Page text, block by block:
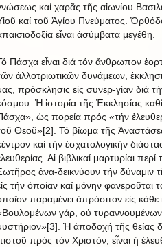
καί χαρᾶς τῆς αἰωνίου
καί τοῦ Ἁγίου Πνεύματος.
εἶναι ἀσύμβατα μεγέθη.
Πάσχα εἶναι διά τόν ἄνθρωπον
ἀλλοτριωτικῶν δυνάμεων,
πρόσκλησις εἰς συνερ-γίαν διά
Ἡ ἱστορία τῆς Ἐκκλησίας
ὡς πορεία πρός «τήν
Θεοῦ»[2]. Τό βίωμα τῆς
καί τήν ἐσχατολογικήν
Αἱ βιβλικαί μαρτυρίαι
ἀνα-δεικνύουν τήν δύναμιν
τήν ὁποίαν καί μόνην φανεροῦται
παραμένει ἀπρόσιτον εἰς
γάρ, οὐ
Ἡ ἀποδοχή τῆς θείας
πρός τόν Χριστόν, εἶναι ἡ